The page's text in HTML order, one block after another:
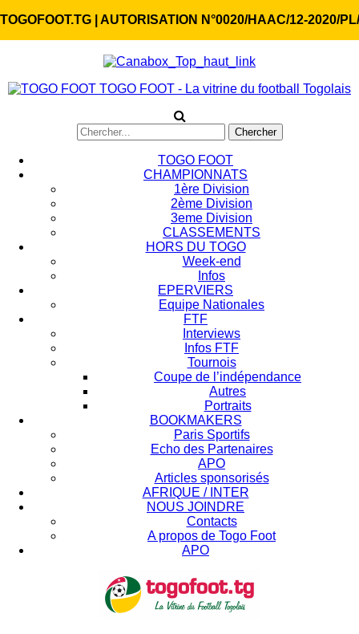
TOGOFOOT.TG | AUTORISATION N°0020/HAAC/12-2020/
TOGO FOOT - La vitrine du football Togolais
TOGO FOOT
CHAMPIONNATS
1ère Division
2ème Division
3eme Division
CLASSEMENTS
HORS DU TOGO
Week-end
Infos
EPERVIERS
Equipe Nationales
FTF
Interviews
Infos FTF
Tournois
Coupe de l’indépendance
Autres
Portraits
BOOKMAKERS
Paris Sportifs
Echo des Partenaires
APO
Articles sponsorisés
AFRIQUE / INTER
NOUS JOINDRE
Contacts
A propos de Togo Foot
APO